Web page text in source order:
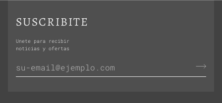
SUSCRIBITE
Unete para recibir
noticias y ofertas